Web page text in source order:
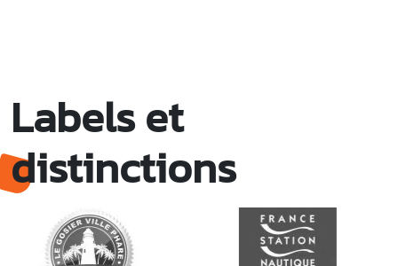
Labels et
distinctions